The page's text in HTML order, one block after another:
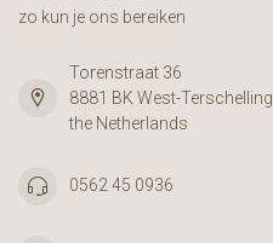
zo kun je ons bereiken
Torenstraat 36
8881 BK West-Terschelling
the Netherlands
0562 45 0936